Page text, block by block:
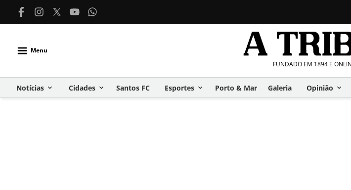
Menu
FUNDADO EM 1894 E
Notícias Cidades Santos FC Esportes Porto & Mar Galeria Opinião